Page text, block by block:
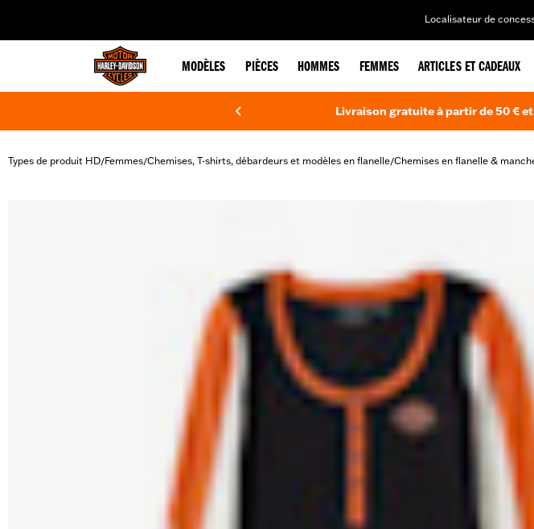
Localisateur de
MODÈLES PIÈCES HOMMES FEMMES ARTICLES ET CADEAUX
Livraison gratuite à partir de 50 €
Types de produit HD/Femmes/Chemises, T-shirts, débardeurs et modèles en flanelle/Chemises en flanelle &